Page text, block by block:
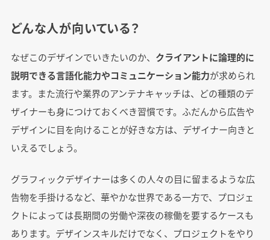
どんな人が向いている？
なぜこのデザインでいきたいのか、 クライアントに論理的に
説明できる言語化能力やコミュニケーション能力が求められ
ます。また流行や業界のアンテナキャッチは、どの種類のデ
ザイナーも身につけておくべき習慣です。ふだんから広告や
デザインに目を向けることが好きな方は、デザイナー向きと
いえるでしょう。
グラフィックデザイナーは多くの人々の目に留まるような広
告物を手掛けるなど、華やかな世界である一方で、プロジェ
クトによっては長期間の労働や深夜の稼働を要するケースも
あります。デザインスキルだけでなく、プロジェクトをやり